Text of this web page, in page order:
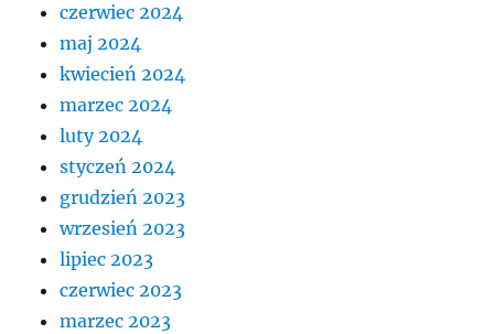
czerwiec 2024
maj 2024
kwiecień 2024
marzec 2024
luty 2024
styczeń 2024
grudzień 2023
wrzesień 2023
lipiec 2023
czerwiec 2023
marzec 2023